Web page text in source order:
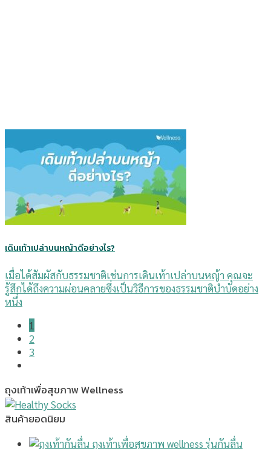
เดินเท้าเปล่าบนหญ้าดีอย่างไร?
เมื่อได้สัมผัสกับธรรมชาติเช่นการเดินเท้าเปล่าบนหญ้า คุณจะ
รู้สึกได้ถึงความผ่อนคลายซึ่งเป็นวิธีการของธรรมชาติบำบัดอย่าง
หนึ่ง
1
2
3
ถุงเท้าเพื่อสุขภาพ Wellness
สินค้ายอดนิยม